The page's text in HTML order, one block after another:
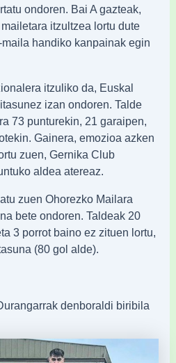
ondoren. Bai A gazteak,
itzultzea lortu dute
handiko kanpainak egin
itzuliko da, Euskal
izan ondoren. Talde
73 punturekin, 21 garaipen,
Gainera, emozioa azken
zuen, Gernika Club
aldea atereaz.
zuen Ohorezko Mailara
bete ondoren. Taldeak 20
3 porrot baino ez zituen lortu,
(80 gol alde).
denboraldi biribila